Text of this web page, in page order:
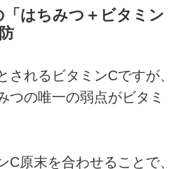
「はちみつ＋ビタミン
されるビタミンCですが、
つの唯一の弱点がビタミ
C原末を合わせることで、